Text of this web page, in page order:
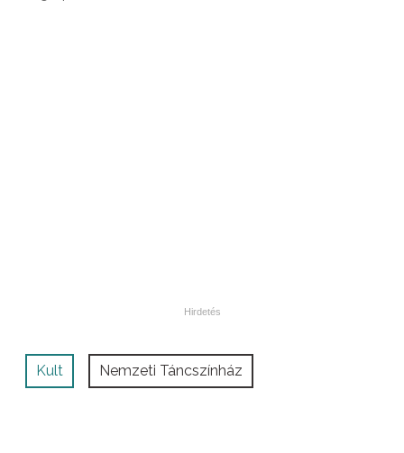
Kult Nemzeti Táncszínház